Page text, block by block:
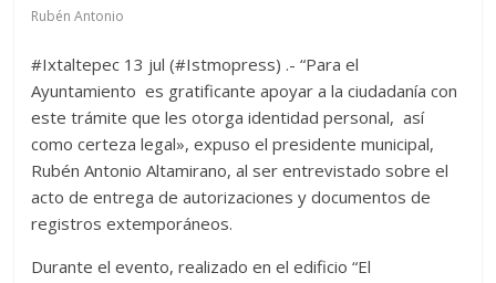
Rubén Antonio
#Ixtaltepec 13 jul (#Istmopress) .- “Para el
Ayuntamiento es gratificante apoyar a la ciudadanía con
este trámite que les otorga identidad personal, así
como certeza legal», expuso el presidente municipal,
Rubén Antonio Altamirano, al ser entrevistado sobre el
acto de entrega de autorizaciones y documentos de
registros extemporáneos.
Durante el evento, realizado en el edificio “El